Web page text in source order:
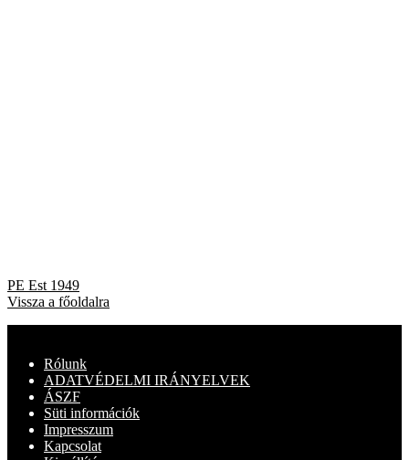
Bejegyzés
navigáció
Previous
post:
PE Est 1949
Vissza a főoldalra
Rólunk
ADATVÉDELMI IRÁNYELVEK
ÁSZF
Süti információk
Impresszum
Kapcsolat